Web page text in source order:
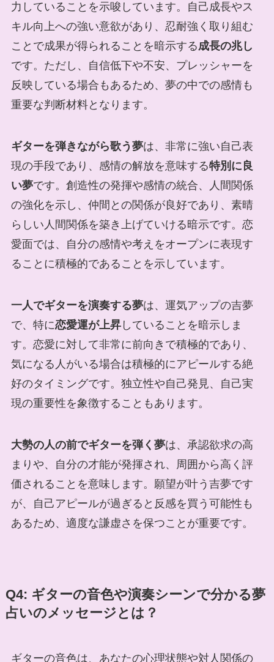
力していることを示唆しています。自己成長やス
キル向上への強い意欲があり、忍耐強く取り組む
ことで成果が得られることを暗示する成長の兆し
です。ただし、自信低下や不安、プレッシャーを
反映している場合もあるため、夢の中での感情も
重要な判断材料となります。
ギターを弾きながら歌う夢は、非常に強い自己表
現の手段であり、感情の解放を意味する特別に良
い夢です。創造性の発揮や感情の統合、人間関係
の強化を示し、仲間との関係が良好であり、素晴
らしい人間関係を築き上げていける暗示です。恋
愛面では、自分の感情や考えをオープンに表現す
ることに積極的であることを示しています。
一人でギターを演奏する夢は、運気アップの吉夢
で、特に恋愛運が上昇していることを暗示しま
す。恋愛に対して非常に前向きで積極的であり、
気になる人がいる場合は積極的にアピールする絶
好のタイミングです。独立性や自己発見、自己実
現の重要性を象徴することもあります。
大勢の人の前でギターを弾く夢は、承認欲求の高
まりや、自分の才能が発揮され、周囲から高く評
価されることを意味します。願望が叶う吉夢です
が、自己アピールが過ぎると反感を買う可能性も
あるため、適度な謙虚さを保つことが重要です。
Q4: ギターの音色や演奏シーンで分かる夢
占いのメッセージとは？
ギターの音色は、あなたの心理状態や対人関係の